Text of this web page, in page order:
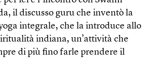
il discusso guru che inventò la
integrale, che la introduce allo
indiana, un’attività che
di più fino farle prendere il